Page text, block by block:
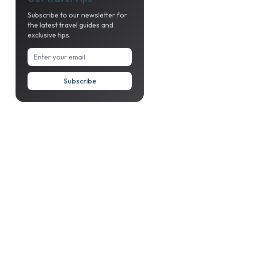
Subscribe to our newsletter for
the latest travel guides and
exclusive tips.
Subscribe